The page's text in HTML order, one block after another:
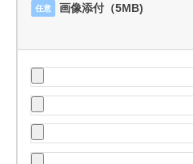
任意 画像添付（5MB)